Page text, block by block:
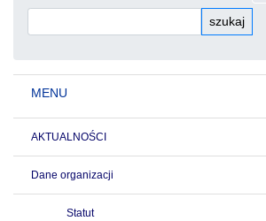
szukaj
MENU
AKTUALNOŚCI
Dane organizacji
Statut